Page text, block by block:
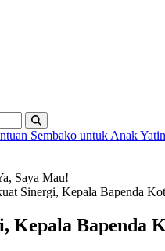
Sembako untuk Anak
Saya Mau!
Sinergi, Kepala Bapenda
Kepala Bapenda